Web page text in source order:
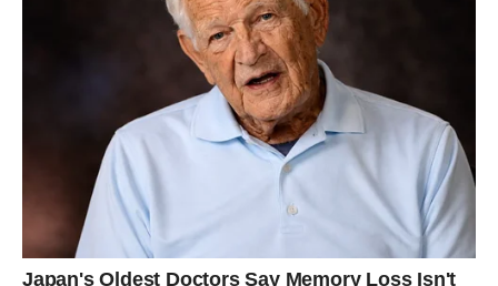
Često su imali osjećaj da drugi uzimaju zdravo za gotovo
sve što rade. Davali su podršku, pomagali ljudima oko
sebe i trudili se da budu oslonac drugima, dok su njihove
potrebe ostajale po strani.
Ali sada dolazi promjena.
Zvijezde pokazuju da Strijelac ulazi u period u kojem će
njegov rad, trud i posvećenost konačno biti primijećeni.